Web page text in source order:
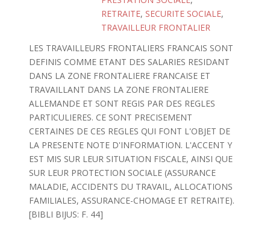
RETRAITE, SECURITE SOCIALE,
TRAVAILLEUR FRONTALIER
LES TRAVAILLEURS FRONTALIERS FRANCAIS SONT
DEFINIS COMME ETANT DES SALARIES RESIDANT
DANS LA ZONE FRONTALIERE FRANCAISE ET
TRAVAILLANT DANS LA ZONE FRONTALIERE
ALLEMANDE ET SONT REGIS PAR DES REGLES
PARTICULIERES. CE SONT PRECISEMENT
CERTAINES DE CES REGLES QUI FONT L'OBJET DE
LA PRESENTE NOTE D'INFORMATION. L'ACCENT Y
EST MIS SUR LEUR SITUATION FISCALE, AINSI QUE
SUR LEUR PROTECTION SOCIALE (ASSURANCE
MALADIE, ACCIDENTS DU TRAVAIL, ALLOCATIONS
FAMILIALES, ASSURANCE-CHOMAGE ET RETRAITE).
[BIBLI BIJUS: F. 44]